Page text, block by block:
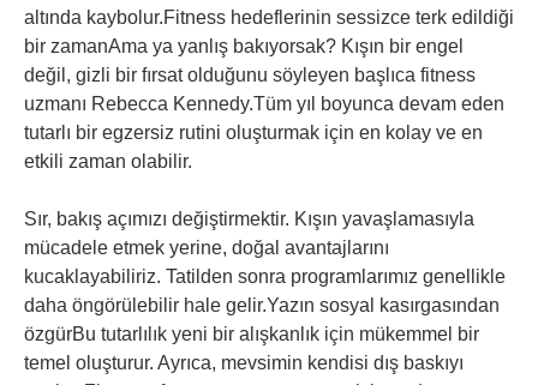
altında kaybolur.Fitness hedeflerinin sessizce terk edildiği
bir zamanAma ya yanlış bakıyorsak? Kışın bir engel
değil, gizli bir fırsat olduğunu söyleyen başlıca fitness
uzmanı Rebecca Kennedy.Tüm yıl boyunca devam eden
tutarlı bir egzersiz rutini oluşturmak için en kolay ve en
etkili zaman olabilir.
Sır, bakış açımızı değiştirmektir. Kışın yavaşlamasıyla
mücadele etmek yerine, doğal avantajlarını
kucaklayabiliriz. Tatilden sonra programlarımız genellikle
daha öngörülebilir hale gelir.Yazın sosyal kasırgasından
özgürBu tutarlılık yeni bir alışkanlık için mükemmel bir
temel oluşturur. Ayrıca, mevsimin kendisi dış baskıyı